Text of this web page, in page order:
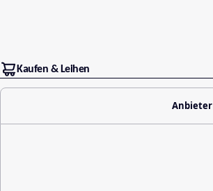
Kaufen & Leihen
Anbieter